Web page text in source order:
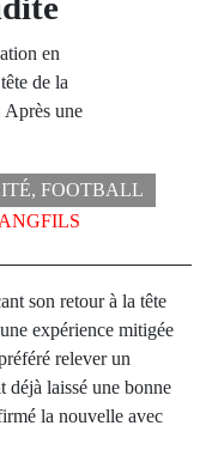
en
de la
Après une
, FOOTBALL
son retour à la tête
expérience mitigée
relever un
déjà laissé une bonne
la nouvelle avec